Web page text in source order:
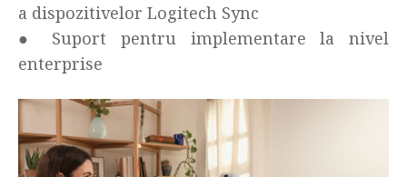
a dispozitivelor Logitech Sync
● Suport pentru implementare la nivel
enterprise